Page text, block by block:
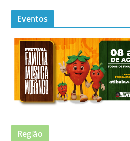
Eventos
Região